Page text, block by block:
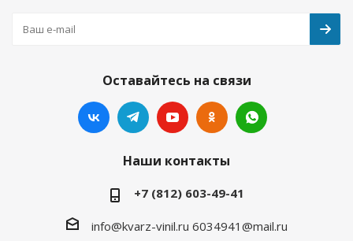
Оставайтесь на связи
Наши контакты
+7 (812) 603-49-41
info@kvarz-vinil.ru 6034941@mail.ru